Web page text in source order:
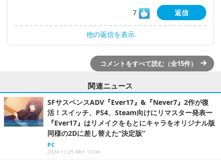
7
返信
他の返信を表示
コメントをすべて読む（全15件）
関連ニュース
SFサスペンスADV『Ever17』&『Never7』2作が復
活！スイッチ、PS4、Steam向けにリマスター発表ー
『Ever17』はリメイクをもとにキャラをオリジナル版
同様の2Dに差し替えた“決定版”
PC
2024.11.25 Mon 13:06